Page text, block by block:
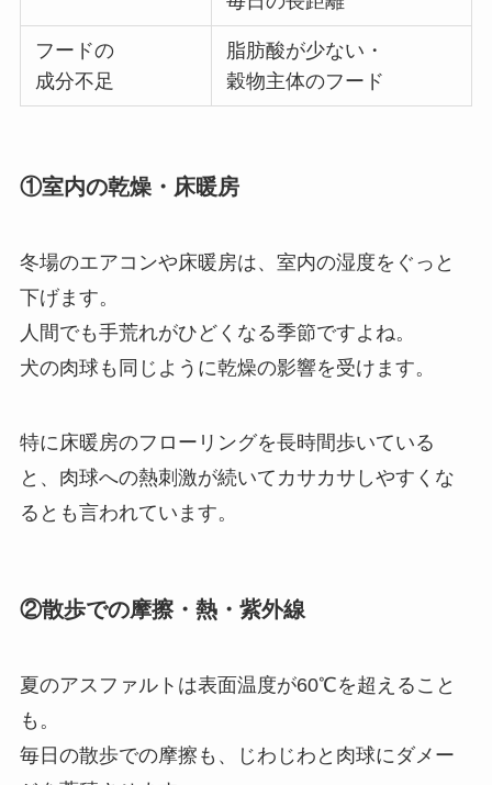
フードの
成分不足
脂肪酸が少ない・
穀物主体のフード
①室内の乾燥・床暖房
冬場のエアコンや床暖房は、室内の湿度をぐっと
下げます。
人間でも手荒れがひどくなる季節ですよね。
犬の肉球も同じように乾燥の影響を受けます。
特に床暖房のフローリングを長時間歩いている
と、肉球への熱刺激が続いてカサカサしやすくな
るとも言われています。
②散歩での摩擦・熱・紫外線
夏のアスファルトは表面温度が60℃を超えること
も。
毎日の散歩での摩擦も、じわじわと肉球にダメー